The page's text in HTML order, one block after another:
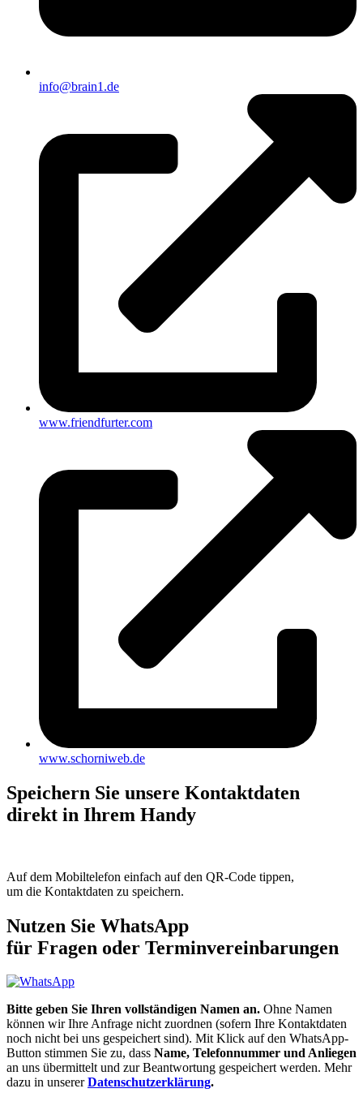
info@brain1.de
www.friendfurter.com
www.schorniweb.de
Speichern Sie unsere Kontaktdaten
direkt in Ihrem Handy
Auf dem Mobiltelefon einfach auf den QR-Code tippen,
um die Kontaktdaten zu speichern.
Nutzen Sie WhatsApp
für Fragen oder Terminvereinbarungen
Bitte geben Sie Ihren vollständigen Namen an. Ohne Namen
können wir Ihre Anfrage nicht zuordnen (sofern Ihre Kontaktdaten
noch nicht bei uns gespeichert sind). Mit Klick auf den WhatsApp-
Button stimmen Sie zu, dass Name, Telefonnummer und Anliegen
an uns übermittelt und zur Beantwortung gespeichert werden. Mehr
dazu in unsererDatenschutzerklärung.